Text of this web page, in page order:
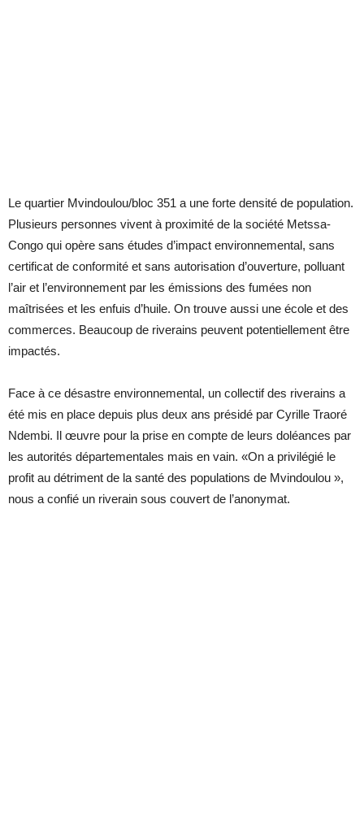
Le quartier Mvindoulou/bloc 351 a une forte densité de population.
Plusieurs personnes vivent à proximité de la société Metssa-
Congo qui opère sans études d’impact environnemental, sans
certificat de conformité et sans autorisation d’ouverture, polluant
l’air et l’environnement par les émissions des fumées non
maîtrisées et les enfuis d’huile. On trouve aussi une école et des
commerces. Beaucoup de riverains peuvent potentiellement être
impactés.
Face à ce désastre environnemental, un collectif des riverains a
été mis en place depuis plus deux ans présidé par Cyrille Traoré
Ndembi. Il œuvre pour la prise en compte de leurs doléances par
les autorités départementales mais en vain. «On a privilégié le
profit au détriment de la santé des populations de Mvindoulou »,
nous a confié un riverain sous couvert de l’anonymat.